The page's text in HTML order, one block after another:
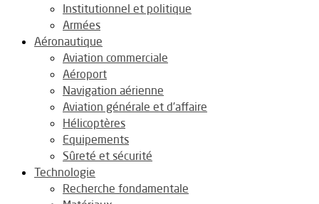
Institutionnel et politique
Armées
Aéronautique
Aviation commerciale
Aéroport
Navigation aérienne
Aviation générale et d’affaire
Hélicoptères
Equipements
Sûreté et sécurité
Technologie
Recherche fondamentale